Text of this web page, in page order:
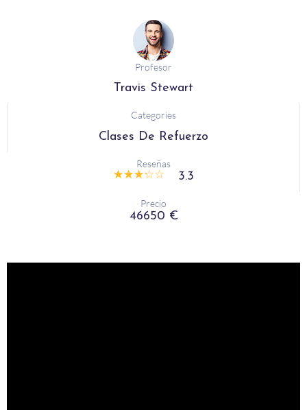
Profesor
Travis Stewart
Categories
Clases De Refuerzo
Reseñas
☆☆☆☆☆ 3.3
Precio
46650 €